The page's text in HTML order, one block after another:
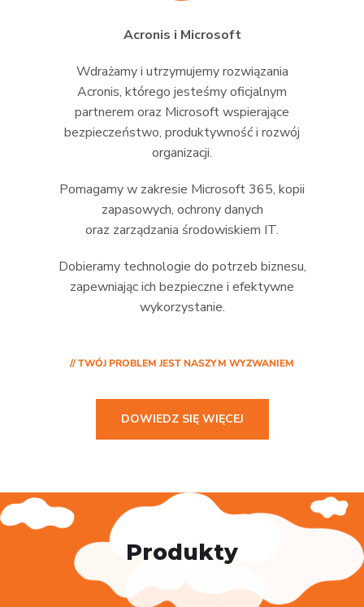
Acronis i Microsoft
Wdrażamy i utrzymujemy rozwiązania
Acronis, którego jesteśmy oficjalnym
partnerem oraz Microsoft wspierające
bezpieczeństwo, produktywność i rozwój
organizacji.
Pomagamy w zakresie Microsoft 365, kopii
zapasowych, ochrony danych
oraz zarządzania środowiskiem IT.
Dobieramy technologie do potrzeb biznesu,
zapewniając ich bezpieczne i efektywne
wykorzystanie.
// TWÓJ PROBLEM JEST NASZYM WYZWANIEM
DOWIEDZ SIĘ WIĘCEJ
Produkty